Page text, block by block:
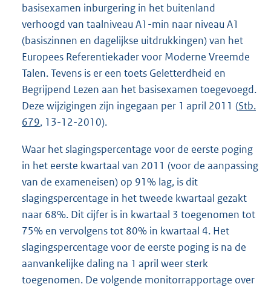
basisexamen inburgering in het buitenland
verhoogd van taalniveau A1-min naar niveau A1
(basiszinnen en dagelijkse uitdrukkingen) van het
Europees Referentiekader voor Moderne Vreemde
Talen. Tevens is er een toets Geletterdheid en
Begrijpend Lezen aan het basisexamen toegevoegd.
Deze wijzigingen zijn ingegaan per 1 april 2011 (Stb.
679, 13-12-2010).
Waar het slagingspercentage voor de eerste poging
in het eerste kwartaal van 2011 (voor de aanpassing
van de exameneisen) op 91% lag, is dit
slagingspercentage in het tweede kwartaal gezakt
naar 68%. Dit cijfer is in kwartaal 3 toegenomen tot
75% en vervolgens tot 80% in kwartaal 4. Het
slagingspercentage voor de eerste poging is na de
aanvankelijke daling na 1 april weer sterk
toegenomen. De volgende monitorrapportage over